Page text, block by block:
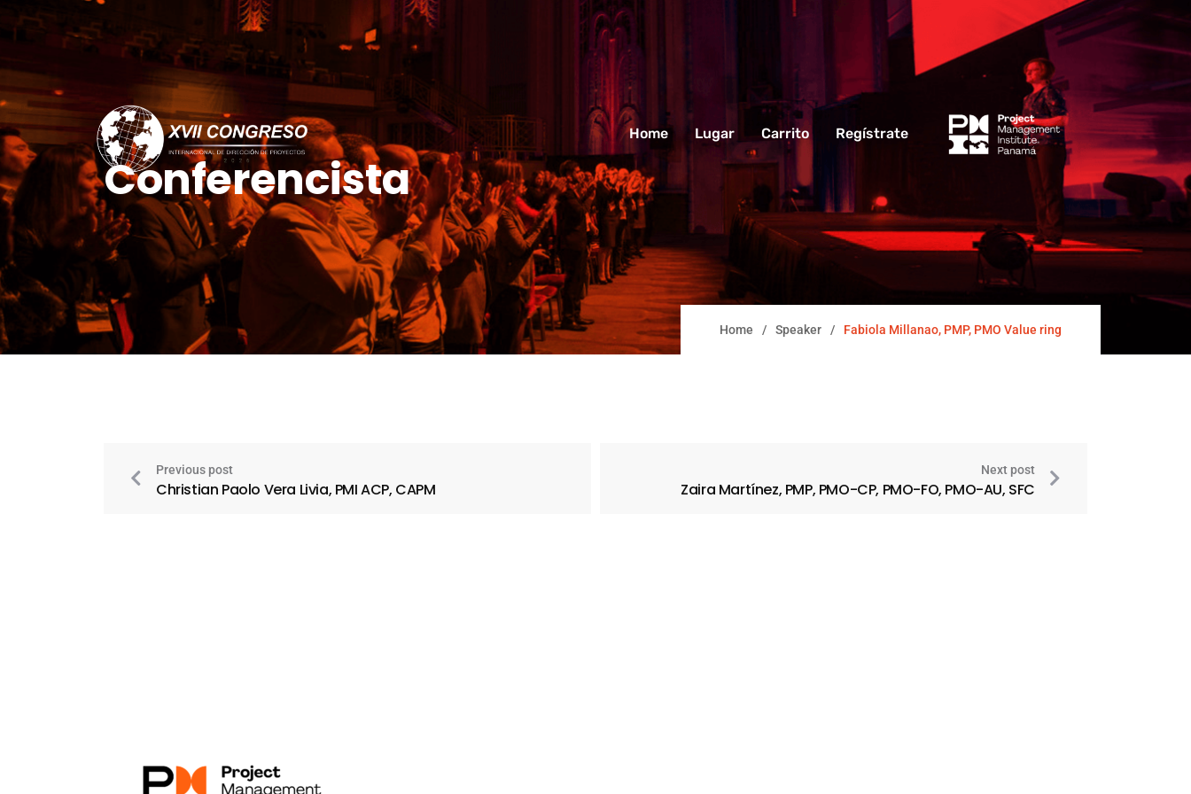
Home Lugar Carrito Regístrate
Conferencista
Home Speaker Fabiola Millanao, PMP, PMO Value ring
Previous post
Christian Paolo Vera Livia, PMI ACP, CAPM
Next post
Zaira Martínez, PMP, PMO-CP, PMO-FO, PMO-AU, SFC